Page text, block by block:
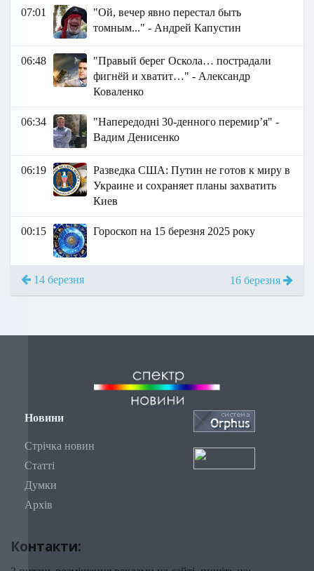
07:01
"Ой, вечер явно перестал быть
томным..." - Андрей Капустин
06:48
"Правый берег Оскола… пострадали
фигнёй и хватит…" - Александр
Коваленко
06:34
"Напередодні 30-денного перемирʼя" -
Вадим Денисенко
06:19
Разведка США: Путин не готов к миру в
Украине и сохраняет планы захватить
Киев
00:15 Гороскоп на 15 березня 2025 року
14 березня 16 березня
Новини
Стрічка новин
Статті
Думки
Архів
Контакти: